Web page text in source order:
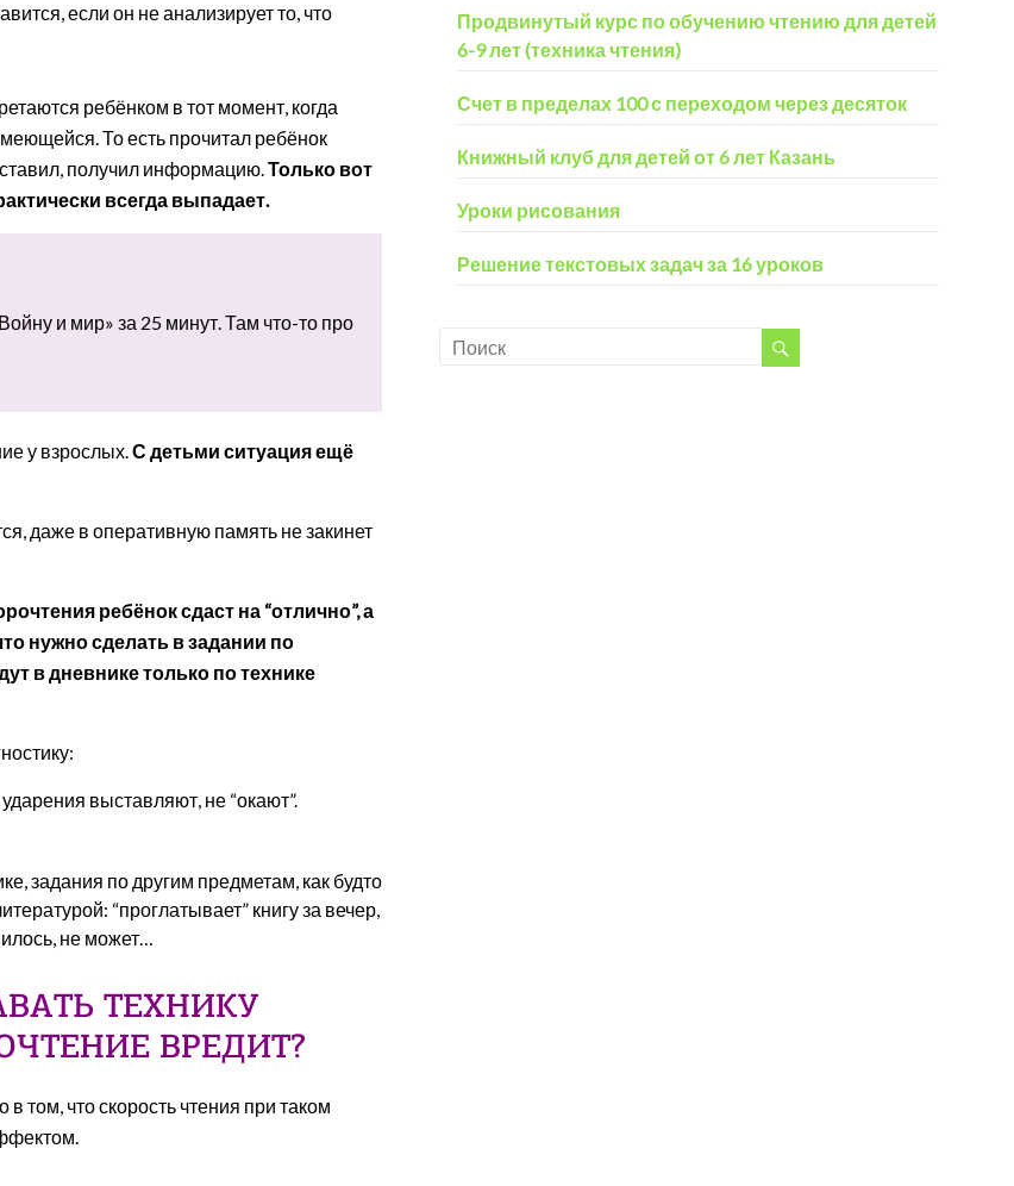
если он не анализирует то, что
ребёнком в тот момент, когда
То есть прочитал ребёнок
получил информацию.Только вот
всегда выпадает.
и мир» за 25 минут. Там что-то про
у взрослых.С детьми ситуация ещё
даже в оперативную память не закинет
ребёнок сдаст на “отлично”, а
нужно сделать в задании по
в дневнике только по технике
выставляют, не “окают”.
задания по другим предметам, как будто
“проглатывает” книгу за вечер,
не может…
ТЕХНИКУ
ВРЕДИТ?
в том, что скорость чтения при таком
Продвинутый курс по обучению чтению для детей
6-9 лет (техника чтения)
Счет в пределах 100 с переходом через десяток
Книжный клуб для детей от 6 лет Казань
Уроки рисования
Решение текстовых задач за 16 уроков